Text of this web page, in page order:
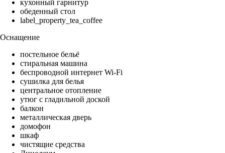
кухонный гарнитур
обеденный стол
label_property_tea_coffee
Оснащение
постельное бельё
стиральная машина
беспроводной интернет Wi-Fi
сушилка для белья
центральное отопление
утюг с гладильной доской
балкон
металлическая дверь
домофон
шкаф
чистящие средства